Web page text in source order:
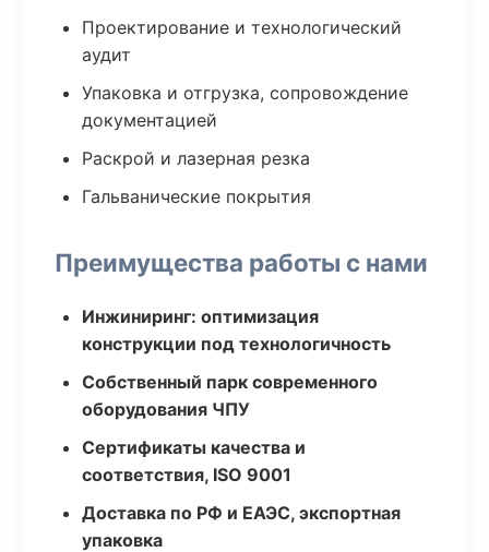
Проектирование и технологический
аудит
Упаковка и отгрузка, сопровождение
документацией
Раскрой и лазерная резка
Гальванические покрытия
Преимущества работы с нами
Инжиниринг: оптимизация
конструкции под технологичность
Собственный парк современного
оборудования ЧПУ
Сертификаты качества и
соответствия, ISO 9001
Доставка по РФ и ЕАЭС, экспортная
упаковка